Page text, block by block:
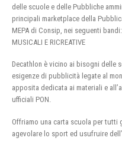
delle scuole e delle Pubbliche
principali marketplace della
MEPA di Consip, nei seguenti bandi:
MUSICALI E RICREATIVE
Decathlon è vicino ai bisogni delle
esigenze di pubblicità legate al
apposita dedicata ai materiali e
ufficiali PON.
Offriamo una carta scuola per
agevolare lo sport ed usufruire